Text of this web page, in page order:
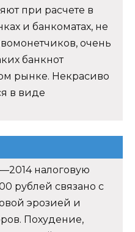
при расчете в
и банкоматах, не
очень
банкнот
рынке. Некрасиво
в виде
налоговую
рублей связано с
эрозией и
Похудение,